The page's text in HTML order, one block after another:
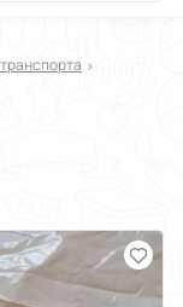
$€ ₴